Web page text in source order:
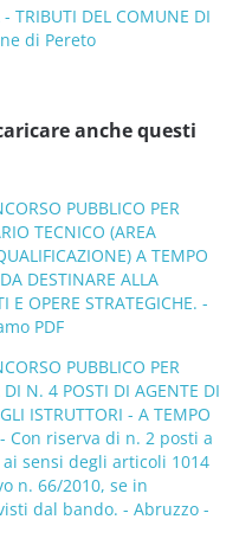
TRIBUTI DEL COMUNE DI
di Pereto
anche questi
PUBBLICO PER
TECNICO (AREA
A TEMPO
DESTINARE ALLA
E OPERE STRATEGICHE. -
PDF
PUBBLICO PER
DI N. 4 POSTI DI AGENTE DI
ISTRUTTORI - A TEMPO
- Con riserva di n. 2 posti a
sensi degli articoli 1014
n. 66/2010, se in
dal bando. - Abruzzo -